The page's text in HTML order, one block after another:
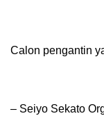
Calon pengantin
– Seiyo Sekato